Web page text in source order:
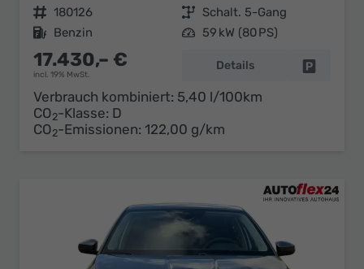
Fahrzeugnr. 180126 Getriebe Schalt. 5-Gang
Kraftstoff Benzin Leistung 59 kW (80 PS)
17.430,– €
incl. 19% MwSt.
Details
Verbrauch kombiniert: 5,40 l/100km
CO2-Klasse: D
CO2-Emissionen: 122,00 g/km